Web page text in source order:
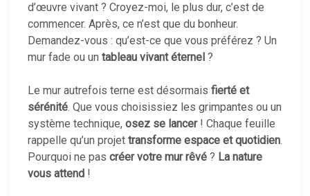
d’œuvre vivant ? Croyez-moi, le plus dur, c’est de
commencer. Après, ce n’est que du bonheur.
Demandez-vous : qu’est-ce que vous préférez ? Un
mur fade ou un tableau vivant éternel ?
Le mur autrefois terne est désormais fierté et
sérénité. Que vous choisissiez les grimpantes ou un
système technique, osez se lancer! Chaque feuille
rappelle qu’un projet transforme espace et quotidien.
Pourquoi ne pas créer votre mur rêvé ? La nature
vous attend !